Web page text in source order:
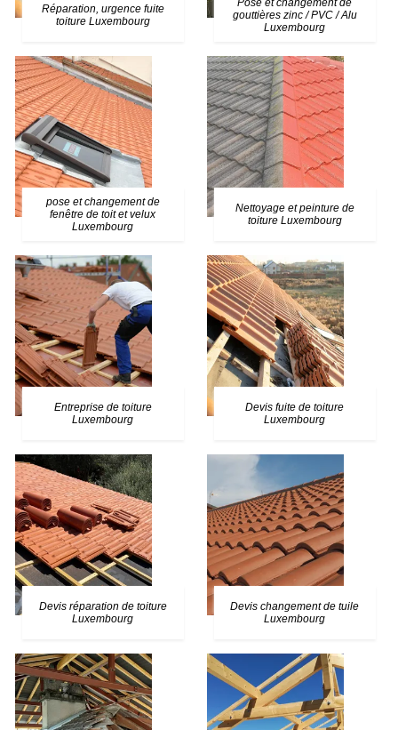
Réparation, urgence fuite
toiture Luxembourg
Pose et changement de
gouttières zinc / PVC / Alu
Luxembourg
pose et changement de
fenêtre de toit et velux
Luxembourg
Nettoyage et peinture de
toiture Luxembourg
Entreprise de toiture
Luxembourg
Devis fuite de toiture
Luxembourg
Devis réparation de toiture
Luxembourg
Devis changement de tuile
Luxembourg